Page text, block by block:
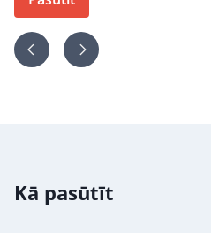
Kā pasūtīt